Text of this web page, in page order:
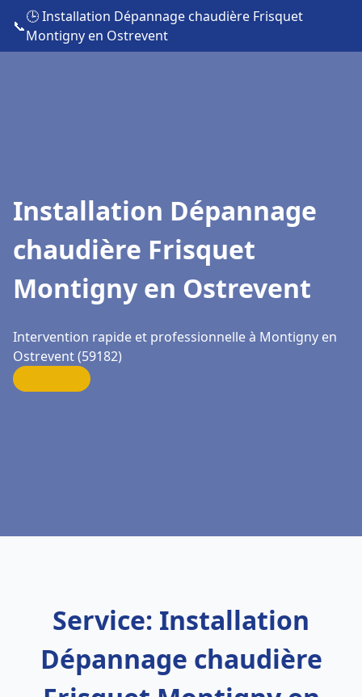
📞
🕒 Installation Dépannage chaudière Frisquet
Montigny en Ostrevent
Installation Dépannage
chaudière Frisquet
Montigny en Ostrevent
Intervention rapide et professionnelle à Montigny en
Ostrevent (59182)
Service: Installation
Dépannage chaudière